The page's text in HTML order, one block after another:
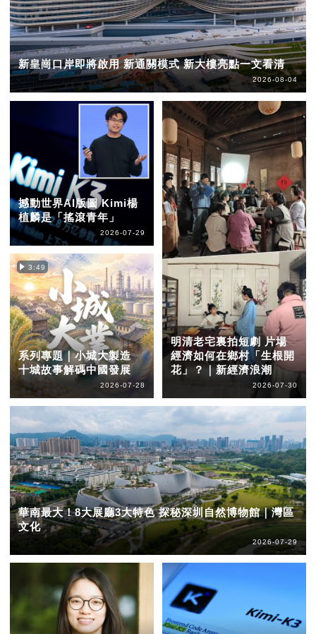
新皇崗口岸即將啟用 新通關模式 新大樓亮點一文看清
2026-08-04
撼動世界AI版圖 Kimi楊
植麟是「搖滾青年」
2026-07-29
3:49
系列專題｜小城大製造
十城故事解碼中國發展
2026-07-28
明清老宅裏拍短劇 片場
經濟如何在鄉村「生根開
花」？｜新經濟浪潮
2026-07-30
華南最大！8大展廳3大特色 探秘深圳自然博物館｜灣區
文化
2026-07-29